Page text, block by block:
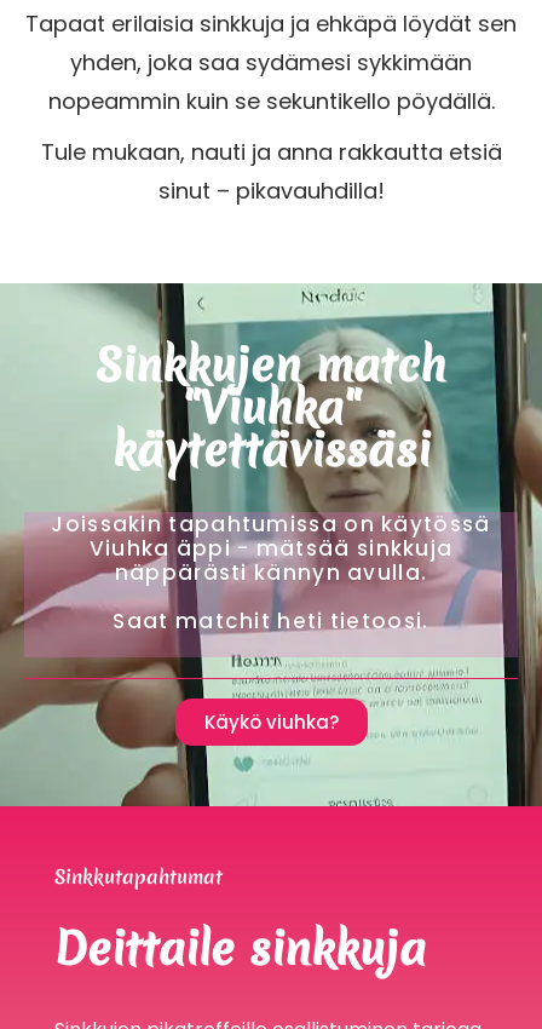
Tapaat erilaisia sinkkuja ja ehkäpä löydät sen
yhden, joka saa sydämesi sykkimään
nopeammin kuin se sekuntikello pöydällä.
Tule mukaan, nauti ja anna rakkautta etsiä
sinut – pikavauhdilla!
Sinkkujen match
"Viuhka"
käytettävissäsi
Joissakin tapahtumissa on käytössä
Viuhka äppi - mätsää sinkkuja
näppärästi kännyn avulla.
Saat matchit heti tietoosi.
Käykö viuhka?
Sinkkutapahtumat
Deittaile sinkkuja